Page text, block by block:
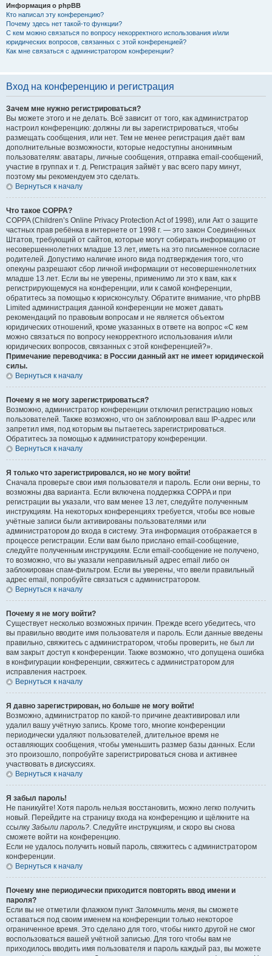
Информация о phpBB
Кто написал эту конференцию?
Почему здесь нет такой-то функции?
С кем можно связаться по вопросу некорректного использования и/или
юридических вопросов, связанных с этой конференцией?
Как мне связаться с администратором конференции?
Вход на конференцию и регистрация
Зачем мне нужно регистрироваться?
Вы можете этого и не делать. Всё зависит от того, как администратор
настроил конференцию: должны ли вы зарегистрироваться, чтобы
размещать сообщения, или нет. Тем не менее регистрация даёт вам
дополнительные возможности, которые недоступны анонимным
пользователям: аватары, личные сообщения, отправка email-сообщений,
участие в группах и т. д. Регистрация займёт у вас всего пару минут,
поэтому мы рекомендуем это сделать.
Вернуться к началу
Что такое COPPA?
COPPA (Children’s Online Privacy Protection Act of 1998), или Акт о защите
частных прав ребёнка в интернете от 1998 г. — это закон Соединённых
Штатов, требующий от сайтов, которые могут собирать информацию от
несовершеннолетних младше 13 лет, иметь на это письменное согласие
родителей. Допустимо наличие иного вида подтверждения того, что
опекуны разрешают сбор личной информации от несовершеннолетних
младше 13 лет. Если вы не уверены, применимо ли это к вам, как к
регистрирующемуся на конференции, или к самой конференции,
обратитесь за помощью к юрисконсульту. Обратите внимание, что phpBB
Limited администрация данной конференции не может давать
рекомендаций по правовым вопросам и не является объектом
юридических отношений, кроме указанных в ответе на вопрос «С кем
можно связаться по вопросу некорректного использования и/или
юридических вопросов, связанных с этой конференцией?».
Примечание переводчика: в России данный акт не имеет юридической
силы.
Вернуться к началу
Почему я не могу зарегистрироваться?
Возможно, администратор конференции отключил регистрацию новых
пользователей. Также возможно, что он заблокировал ваш IP-адрес или
запретил имя, под которым вы пытаетесь зарегистрироваться.
Обратитесь за помощью к администратору конференции.
Вернуться к началу
Я только что зарегистрировался, но не могу войти!
Сначала проверьте свои имя пользователя и пароль. Если они верны, то
возможны два варианта. Если включена поддержка COPPA и при
регистрации вы указали, что вам менее 13 лет, следуйте полученным
инструкциям. На некоторых конференциях требуется, чтобы все новые
учётные записи были активированы пользователями или
администратором до входа в систему. Эта информация отображается в
процессе регистрации. Если вам было прислано email-сообщение,
следуйте полученным инструкциям. Если email-сообщение не получено,
то возможно, что вы указали неправильный адрес email либо он
заблокирован спам-фильтром. Если вы уверены, что ввели правильный
адрес email, попробуйте связаться с администратором.
Вернуться к началу
Почему я не могу войти?
Существует несколько возможных причин. Прежде всего убедитесь, что
вы правильно вводите имя пользователя и пароль. Если данные введены
правильно, свяжитесь с администратором, чтобы проверить, не был ли
вам закрыт доступ к конференции. Также возможно, что допущена ошибка
в конфигурации конференции, свяжитесь с администратором для
исправления настроек.
Вернуться к началу
Я давно зарегистрирован, но больше не могу войти!
Возможно, администратор по какой-то причине деактивировал или
удалил вашу учётную запись. Кроме того, многие конференции
периодически удаляют пользователей, длительное время не
оставляющих сообщения, чтобы уменьшить размер базы данных. Если
это произошло, попробуйте зарегистрироваться снова и активнее
участвовать в дискуссиях.
Вернуться к началу
Я забыл пароль!
Не паникуйте! Хотя пароль нельзя восстановить, можно легко получить
новый. Перейдите на страницу входа на конференцию и щёлкните на
ссылку Забыли пароль?. Следуйте инструкциям, и скоро вы снова
сможете войти на конференцию.
Если не удалось получить новый пароль, свяжитесь с администратором
конференции.
Вернуться к началу
Почему мне периодически приходится повторять ввод имени и
пароля?
Если вы не отметили флажком пункт Запомнить меня, вы сможете
оставаться под своим именем на конференции только некоторое
ограниченное время. Это сделано для того, чтобы никто другой не смог
воспользоваться вашей учётной записью. Для того чтобы вам не
приходилось вводить имя пользователя и пароль каждый раз, вы можете